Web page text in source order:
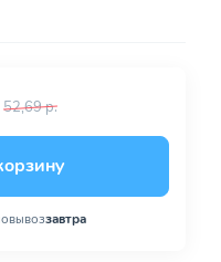
52,69 р.
завтра